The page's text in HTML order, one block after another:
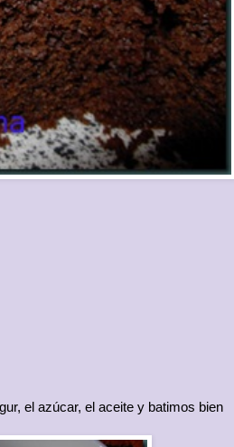
el azúcar, el aceite y batimos bien